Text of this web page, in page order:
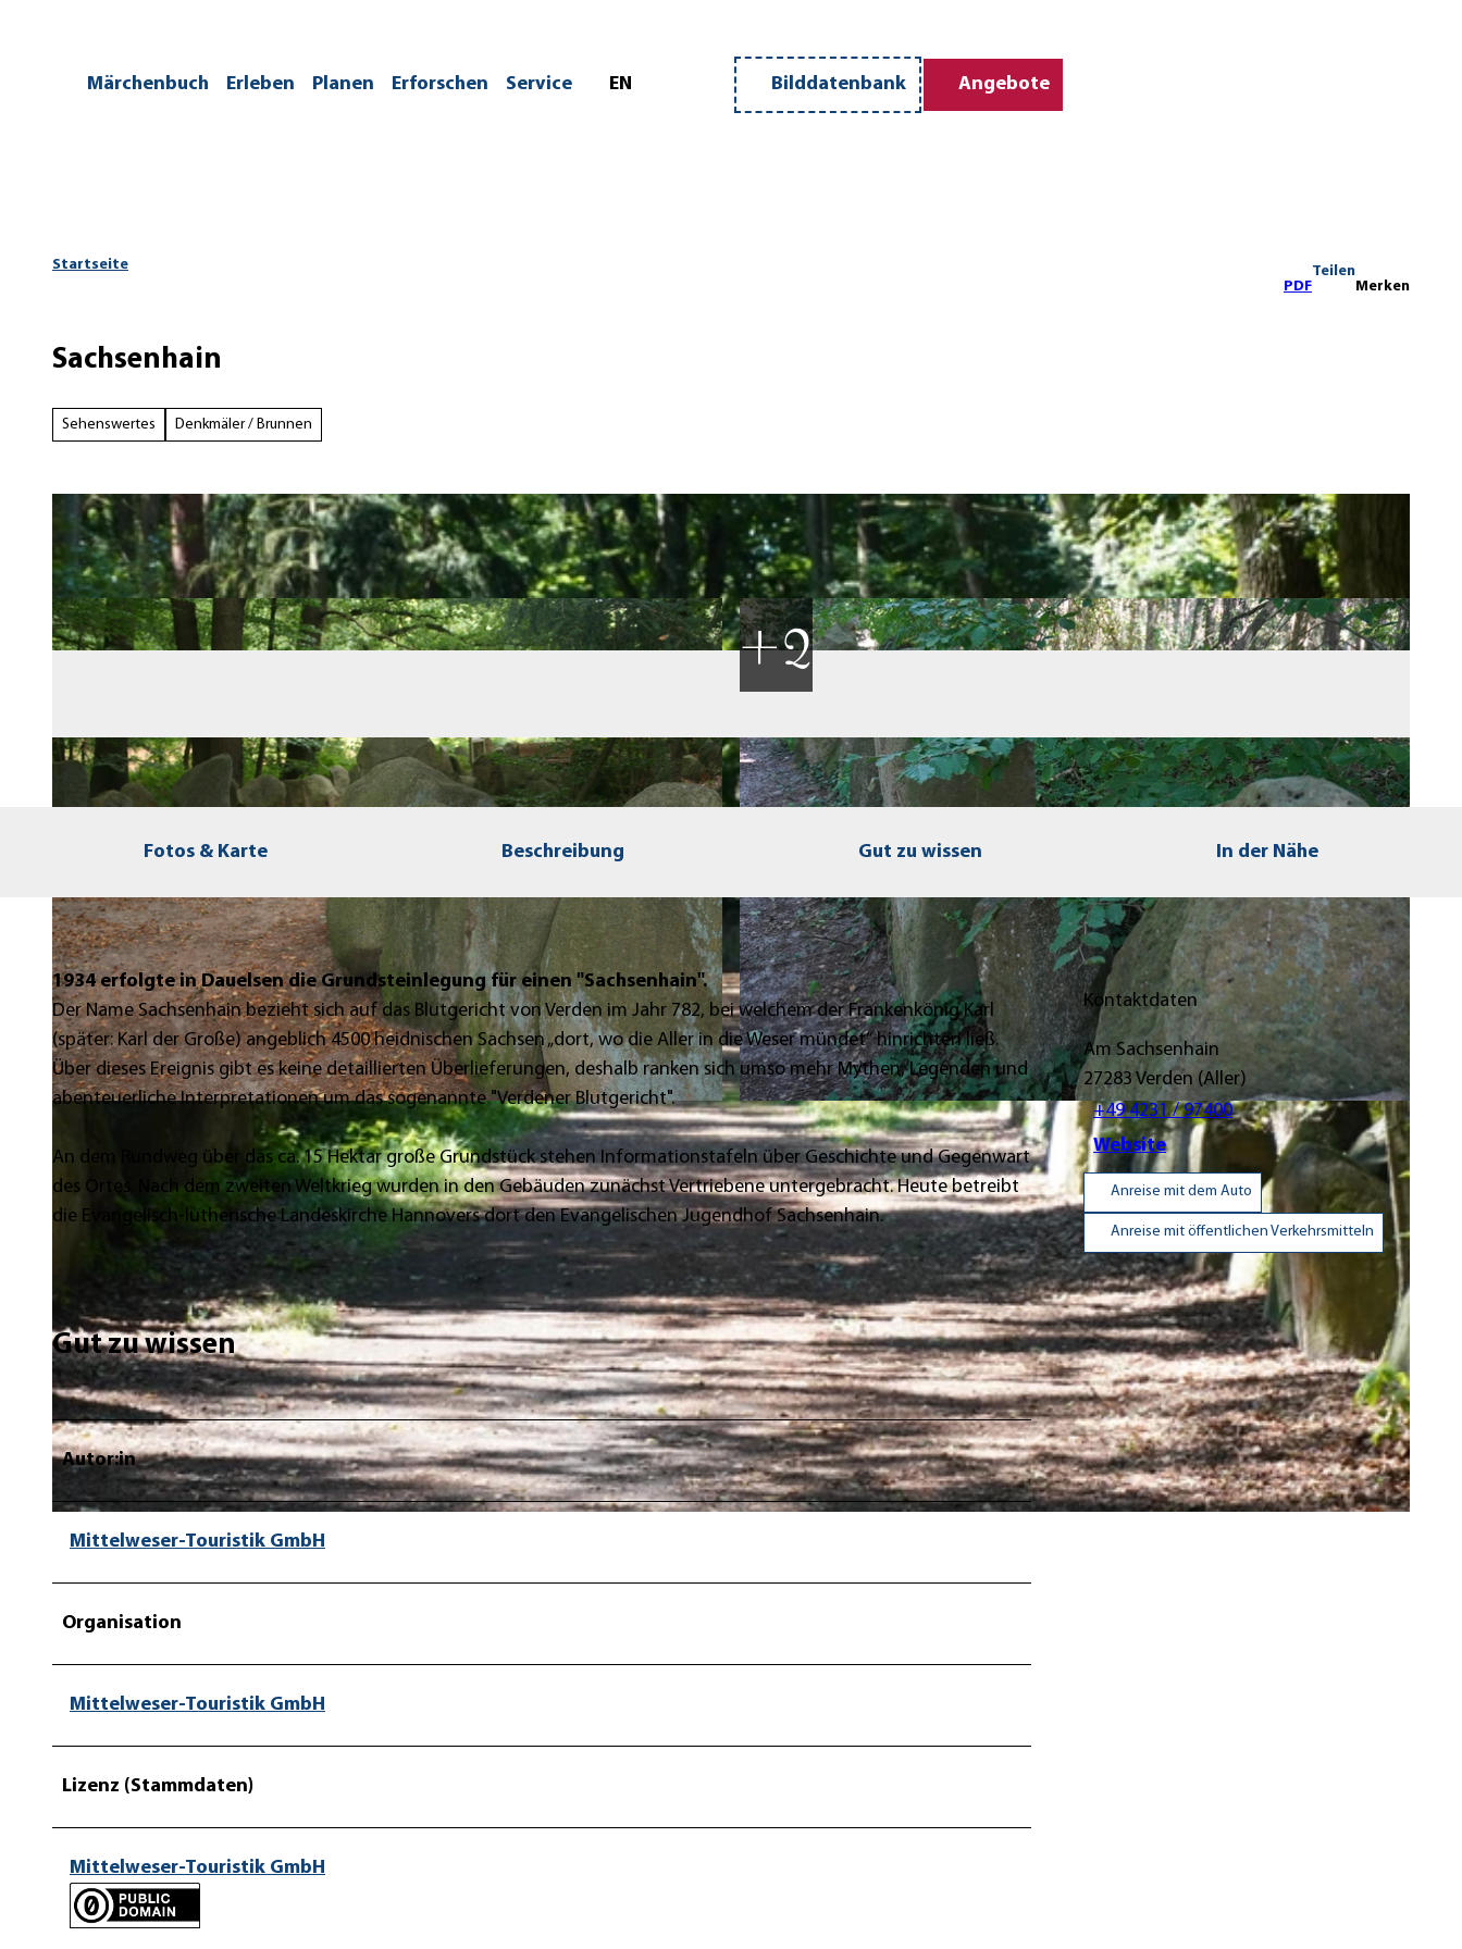
Märchenbuch Erleben Planen Erforschen Service EN
Merkzettel
Suche
Bilddatenbank Angebote
Startseite
PDF
Teilen
Merken
Sachsenhain
Sehenswertes Denkmäler / Brunnen
© Mittelweser-Touristik GmbH | CC-BY
Fotos & Karte Beschreibung Gut zu wissen In der Nähe
1934 erfolgte in Dauelsen die Grundsteinlegung für einen "Sachsenhain".
Der Name Sachsenhain bezieht sich auf das Blutgericht von Verden im Jahr 782, bei welchem der Frankenkönig Karl
(später: Karl der Große) angeblich 4500 heidnischen Sachsen „dort, wo die Aller in die Weser mündet“ hinrichten ließ.
Über dieses Ereignis gibt es keine detaillierten Überlieferungen, deshalb ranken sich umso mehr Mythen, Legenden und
abenteuerliche Interpretationen um das sogenannte "Verdener Blutgericht".
An dem Rundweg über das ca. 15 Hektar große Grundstück stehen Informationstafeln über Geschichte und Gegenwart
des Ortes. Nach dem zweiten Weltkrieg wurden in den Gebäuden zunächst Vertriebene untergebracht. Heute betreibt
die Evangelisch-lutherische Landeskirche Hannovers dort den Evangelischen Jugendhof Sachsenhain.
Gut zu wissen
Autor:in
Mittelweser-Touristik GmbH
Organisation
Mittelweser-Touristik GmbH
Lizenz (Stammdaten)
Mittelweser-Touristik GmbH
Kontaktdaten
Am Sachsenhain
27283 Verden (Aller)
+49 4231 / 97400
Website
Anreise mit dem Auto
Anreise mit öffentlichen Verkehrsmitteln